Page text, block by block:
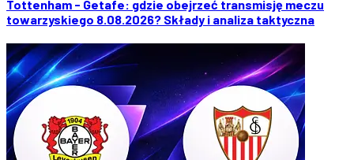
Tottenham - Getafe: gdzie obejrzeć transmisję meczu
towarzyskiego 8.08.2026? Składy i analiza taktyczna